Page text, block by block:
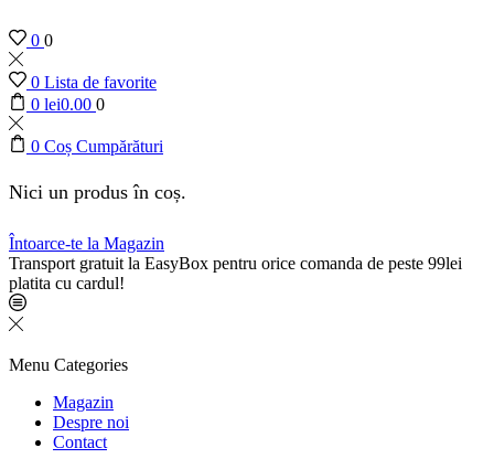
0 0
0 Lista de favorite
0 lei0.00 0
0 Coș Cumpărături
Nici un produs în coș.
Întoarce-te la Magazin
Transport gratuit la EasyBox pentru orice comanda de peste 99lei
platita cu cardul!
Menu Categories
Magazin
Despre noi
Contact